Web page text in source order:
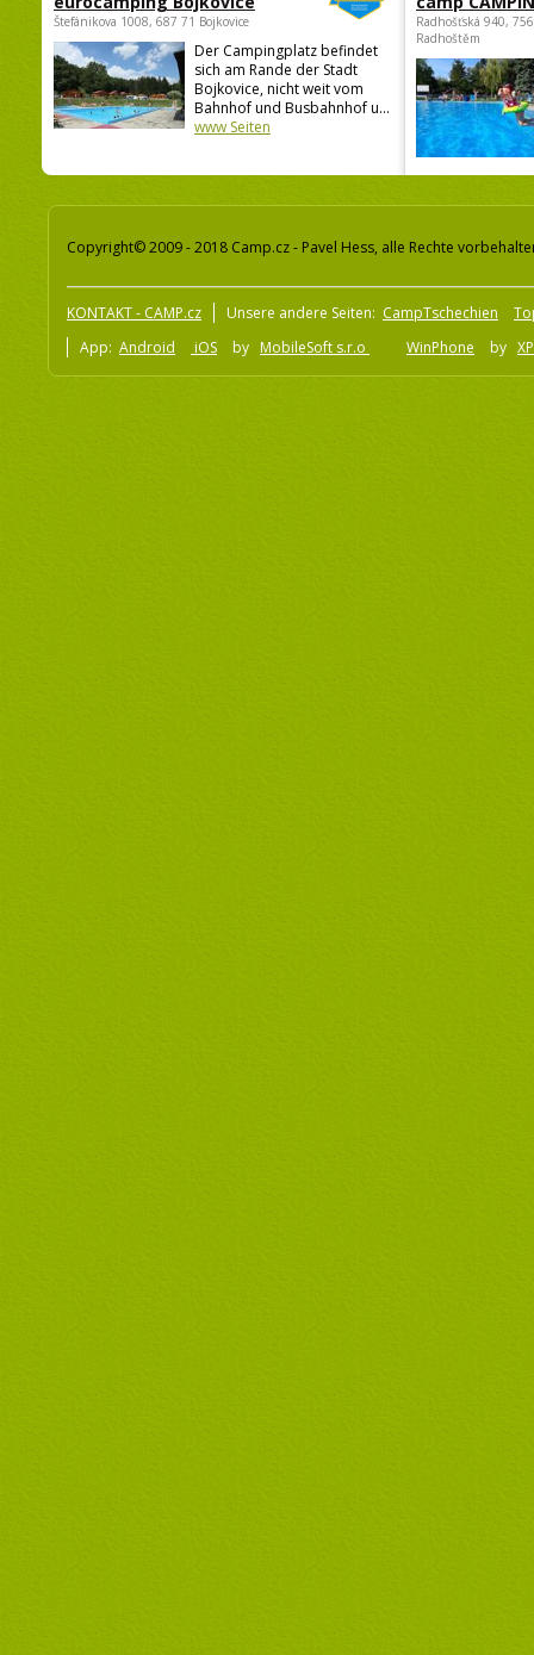
Štefánikova 1008, 687 71 Bojkovice
Der Campingplatz befindet
sich am Rande der Stadt
Bojkovice, nicht weit vom
Bahnhof und Busbahnhof u...
www Seiten
Radhošťská 940,
Radhoštěm
Copyright© 2009 - 2018 Camp.cz - Pavel Hess, alle Rechte
KONTAKT - CAMP.cz Unsere andere Seiten: CampTschechien
App: Android iOS by MobileSoft s.r.o WinPhone by